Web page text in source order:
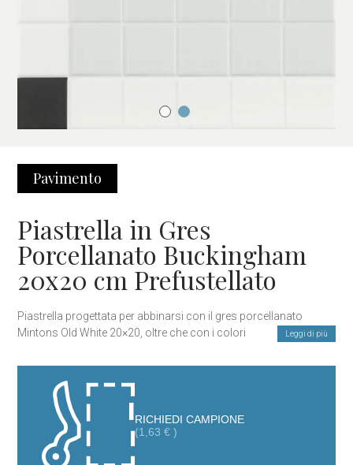
Pavimento
Piastrella in Gres
Porcellanato Buckingham
20x20 cm Prefustellato
Piastrella progettata per abbinarsi con il gres porcellanato
Mintons Old White 20×20, oltre che con i colori della collezione di
Con superficie R10/Classe 2, è ideale per ogni spazio della casa,
inclusi i patii.
Leggi di più
RICHIEDI CAMPIONE
(1,63 € )